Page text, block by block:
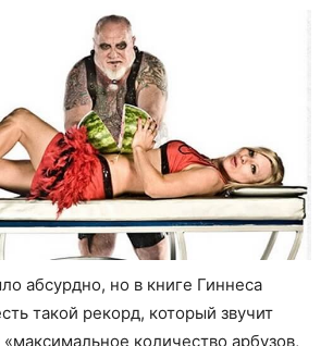
абсурдно, но в книге Гиннеса
такой рекорд, который звучит
«максимальное количество арбузов,